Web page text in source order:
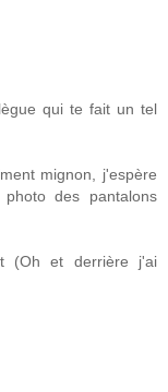
qui te fait un tel
mignon, j'espère
des pantalons
(Oh et derrière j'ai